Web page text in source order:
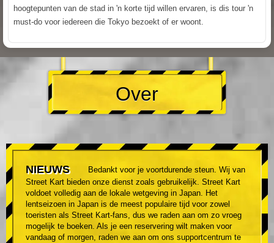
hoogtepunten van de stad in 'n korte tijd willen ervaren, is dis tour 'n
must-do voor iedereen die Tokyo bezoekt of er woont.
Over
NIEUWS
Bedankt voor je voortdurende steun. Wij van
Street Kart bieden onze dienst zoals gebruikelijk. Street Kart
voldoet volledig aan de lokale wetgeving in Japan. Het
lentseizoen in Japan is de meest populaire tijd voor zowel
toeristen als Street Kart-fans, dus we raden aan om zo vroeg
mogelijk te boeken. Als je een reservering wilt maken voor
vandaag of morgen, raden we aan om ons supportcentrum te